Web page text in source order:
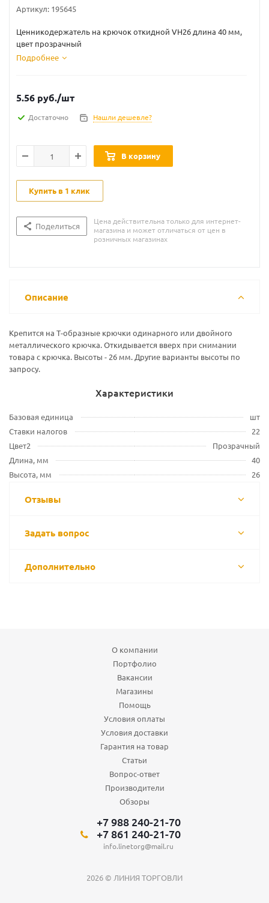
Артикул: 195645
Ценникодержатель на крючок откидной VH26 длина 40 мм,
цвет прозрачный
Подробнее
5.56 руб./шт
Достаточно Нашли дешевле?
В корзину
Купить в 1 клик
Поделиться
Цена действительна только для интернет-
магазина и может отличаться от цен в
розничных магазинах
Описание
Крепится на Т-образные крючки одинарного или двойного
металлического крючка. Откидывается вверх при снимании
товара с крючка. Высоты - 26 мм. Другие варианты высоты по
запросу.
Характеристики
Базовая единица
шт
Ставки налогов
22
Цвет2
Прозрачный
Длина, мм
40
Высота, мм
26
Отзывы
Задать вопрос
Дополнительно
О компании
Портфолио
Вакансии
Магазины
Помощь
Условия оплаты
Условия доставки
Гарантия на товар
Статьи
Вопрос-ответ
Производители
Обзоры
+7 988 240-21-70
+7 861 240-21-70
info.linetorg@mail.ru
2026 © ЛИНИЯ ТОРГОВЛИ